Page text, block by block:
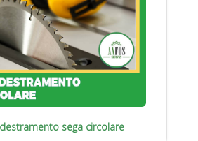
sega circolare